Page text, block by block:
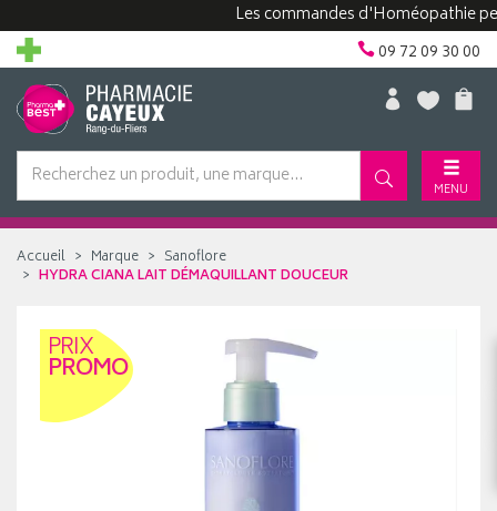
Les commandes d'Homéopathie
09 72 09 30 00
MENU
Accueil Marque
Sanoflore
HYDRA CIANA LAIT DÉMAQUILLANT DOUCEUR
PRIX
PROMO